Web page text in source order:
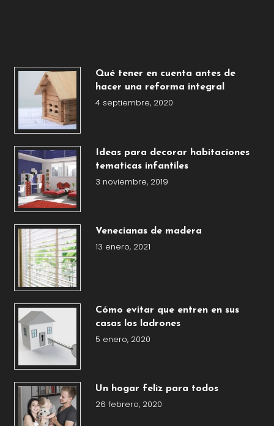
Qué tener en cuenta antes de
hacer una reforma integral
4 septiembre, 2020
Ideas para decorar habitaciones
tematicas infantiles
3 noviembre, 2019
Venecianas de madera
13 enero, 2021
Cómo evitar que entren en sus
casas los ladrones
5 enero, 2020
Un hogar feliz para todos
26 febrero, 2020